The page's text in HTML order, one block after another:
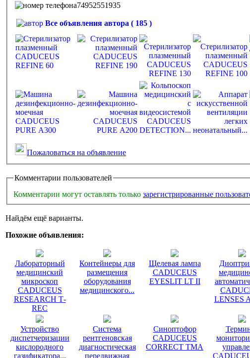
74952551935
Все объявления автора ( 185 )
Пожаловаться на объявление
Комментарии пользователей
Комментарии могут оставлять только зарегистрированные
Найдём ещё варианты.
Похожие объявления:
Лабораторный
медицинский
микроскоп
CADUCEUS
RESEARCH Т-
REC
Контейнеры для
размещения
оборудования
медицинского...
Щелевая лампа
CADUCEUS
EYESLIT LT II
LENSES
Устройство
диспетчеризации
кислородного
газификатора...
Система
рентгеновская
диагностическая
передвижная
Синоптофор
CADUCEUS
CORRECT TМA